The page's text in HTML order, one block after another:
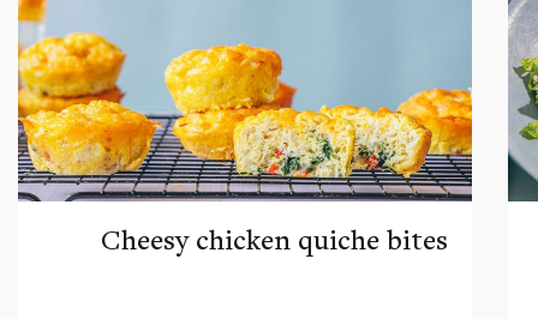
Cheesy chicken quiche bites